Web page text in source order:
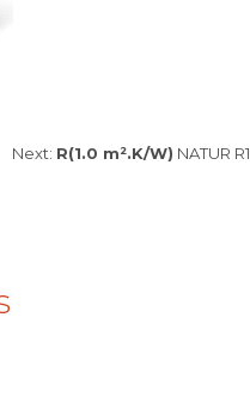
Next: R(1.0 m².K/W) NATUR R1